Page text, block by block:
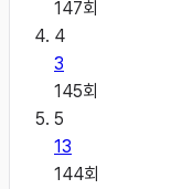
147회
4
3
145회
5
13
144회